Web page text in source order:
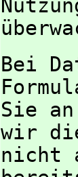
Bei
Sie
wir
nicht